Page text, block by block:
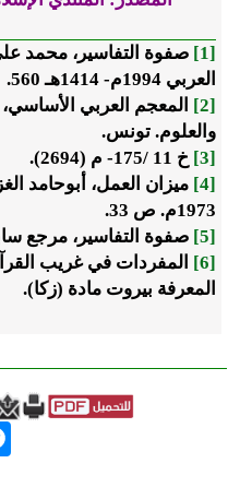
[1]
صفوة التفاسير، محمد
العربي 1994م- 1414هـ 560.
[2]
المعجم العربي الأساسي،
والعلوم. تونس.
[3]
خ 11 /175- م (2694).
[4]
ميزان العمل، أبوحامد
1973م. ص 33.
[5]
صفوة التفاسير، مرجع سابق،
[6]
المفردات في غريب
المعرفة بيروت مادة (زكا).